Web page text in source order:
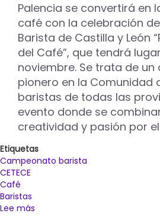
del
I
Campeonato
Barista
de
Castilla
y
León
“Palencia
Ciudad
del
Palencia se convertirá en
café con la celebración
Barista de Castilla y León
del Café”, que tendrá
noviembre. Se trata de un
pionero en la Comunidad
baristas de todas las
evento donde se
creatividad y pasión por
Etiquetas
Campeonato barista
CETECE
Café
Baristas
Lee más